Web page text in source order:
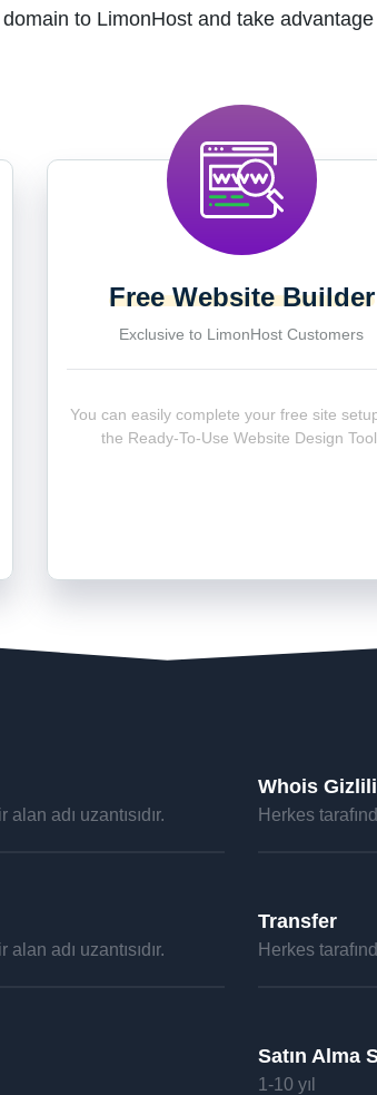
to LimonHost and take
Free Website Builder
Exclusive to LimonHost Customers
You can easily complete your free site
the Ready-To-Use Website Design Tool.
adı uzantısıdır.
Whois
Herkes
adı uzantısıdır.
Transfer
Herkes
Satın Alma
1-10 yıl